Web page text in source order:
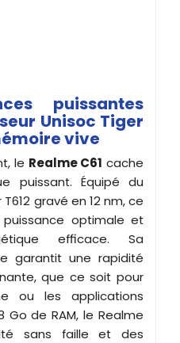
puissantes
Unisoc Tiger
vive
le Realme C61 cache
puissant. Équipé du
gravé en 12 nm, ce
optimale et
efficace. Sa
garantit une rapidité
que ce soit pour
ou les applications
de RAM, le Realme
sans faille et des